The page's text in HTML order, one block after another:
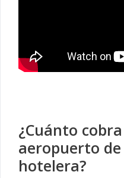
¿Cuánto
aeropuerto de
hotelera?